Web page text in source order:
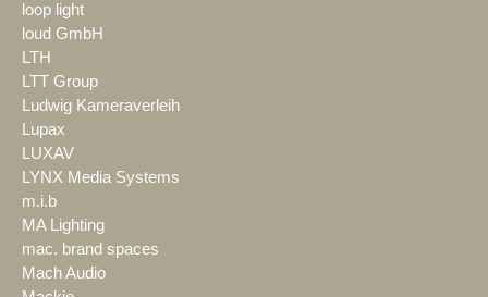
loop light
loud GmbH
LTH
LTT Group
Ludwig Kameraverleih
Lupax
LUXAV
LYNX Media Systems
m.i.b
MA Lighting
mac. brand spaces
Mach Audio